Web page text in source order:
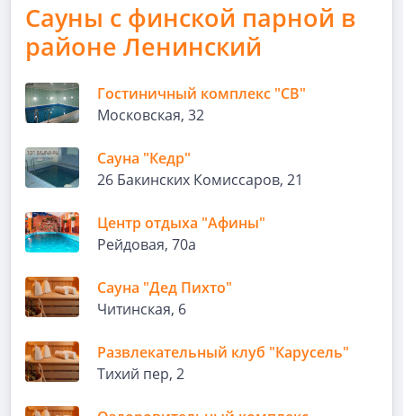
Сауны с финской парной в
районе Ленинский
Гостиничный комплекс "СВ"
Московская, 32
Сауна "Кедр"
26 Бакинских Комиссаров, 21
Центр отдыха "Афины"
Рейдовая, 70а
Сауна "Дед Пихто"
Читинская, 6
Развлекательный клуб "Карусель"
Тихий пер, 2